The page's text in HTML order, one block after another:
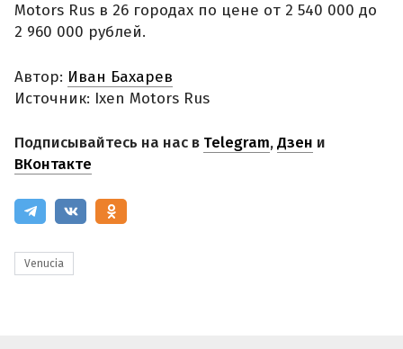
Motors Rus в 26 городах по цене от 2 540 000 до
2 960 000 рублей.
Автор: Иван Бахарев
Источник: Ixen Motors Rus
Подписывайтесь на нас в Telegram,Дзен и
ВКонтакте
Venucia